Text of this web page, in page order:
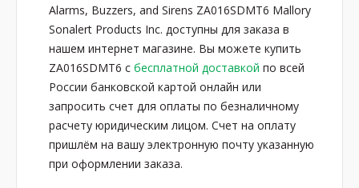
Alarms, Buzzers, and Sirens ZA016SDMT6 Mallory
Sonalert Products Inc. доступны для заказа в
нашем интернет магазине. Вы можете купить
ZA016SDMT6 с бесплатной доставкой по всей
России банковской картой онлайн или
запросить счет для оплаты по безналичному
расчету юридическим лицом. Счет на оплату
пришлём на вашу электронную почту указанную
при оформлении заказа.